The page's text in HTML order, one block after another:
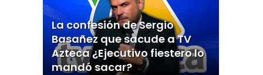
La confesión de Sergio
Basañez que sacude a TV
Azteca ¿Ejecutivo fiestero lo
mandó sacar?